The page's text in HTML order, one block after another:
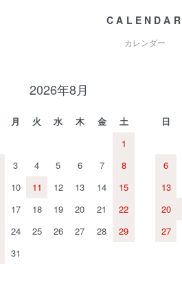
CALENDAR
カレンダー
2026年8月
月 火 水 木 金
土
1
3 4 5 6 7
8
10 11 12 13 14
15
17 18 19 20 21
22
24 25 26 27 28
29
31
日
6
13
20
27